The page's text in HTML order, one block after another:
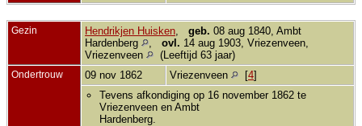
Gezin Hendrikjen Huisken geb. 08 aug 1840, Ambt
Hardenberg
ovl. 14 aug 1903, Vriezenveen,
Vriezenveen
(Leeftijd 63 jaar)
Ondertrouw 09 nov 1862 Vriezenveen [4]
Tevens afkondiging op 16 november 1862 te
Vriezenveen en Ambt
Hardenberg.